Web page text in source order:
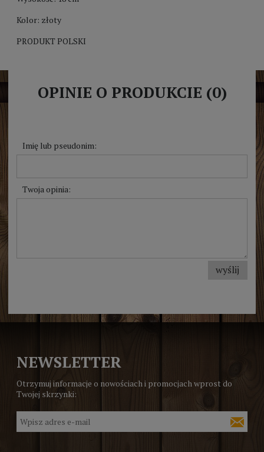
Kolor: złoty
PRODUKT POLSKI
OPINIE O PRODUKCIE (0)
Imię lub pseudonim:
Twoja opinia:
wyślij
NEWSLETTER
Otrzymuj informacje o nowościach i promocjach wprost do
Twojej skrzynki: